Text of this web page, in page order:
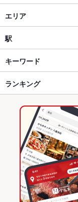
イタリアン・フレンチ
イタリアン
小山市・栃木市 × イタ
小山市・栃木市 × イタ
小山駅 × イタリアン
小山駅 × イタリアン
ダイニングバー・バル
スペインバル・イタリ
小山市・栃木市 × ダ
エリア
小山
小山 × イタリアン・フ
小山 × イタリアン
小山 × ダイニングバ
小山 × スペインバル
栃木 × イタリアン・フ
栃木 × イタリアン
駅
小山駅
キーワード
エビ料理
マルゲリータ ケーキ
チーズケーキ ジェラート
ランキング
栃木のグルメランキン
栃木のイタリアン・フ
栃木のイタリアンラン
小山市・栃木市のグル
小山市・栃木市のイ